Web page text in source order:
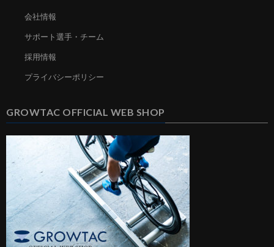
会社情報
サポート選手・チーム
採用情報
プライバシーポリシー
GROWTAC OFFICIAL WEB SHOP